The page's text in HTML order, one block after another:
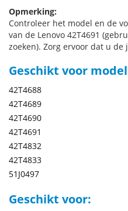
Opmerking:
Controleer het model en de
van de Lenovo 42T4691
zoeken). Zorg ervoor dat u
Geschikt voor
42T4688
42T4689
42T4690
42T4691
42T4832
42T4833
51J0497
Geschikt voor: